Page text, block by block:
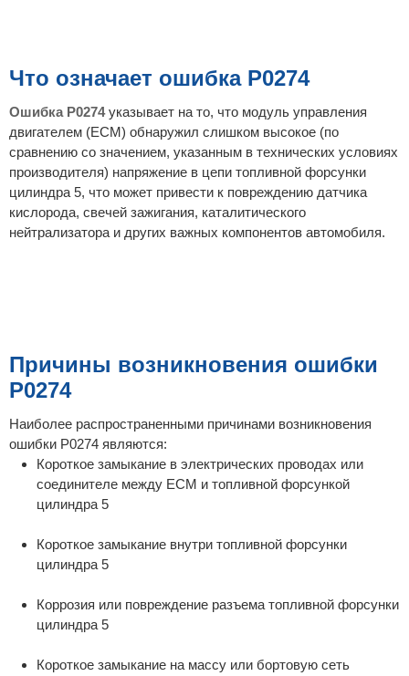
Что означает ошибка P0274
Ошибка P0274указывает на то, что модуль управления
двигателем (ECM) обнаружил слишком высокое (по
сравнению со значением, указанным в технических условиях
производителя) напряжение в цепи топливной форсунки
цилиндра 5, что может привести к повреждению датчика
кислорода, свечей зажигания, каталитического
нейтрализатора и других важных компонентов автомобиля.
Причины возникновения ошибки
P0274
Наиболее распространенными причинами возникновения
ошибки P0274 являются:
Короткое замыкание в электрических проводах или
соединителе между ECM и топливной форсункой
цилиндра 5
Короткое замыкание внутри топливной форсунки
цилиндра 5
Коррозия или повреждение разъема топливной форсунки
цилиндра 5
Короткое замыкание на массу или бортовую сеть